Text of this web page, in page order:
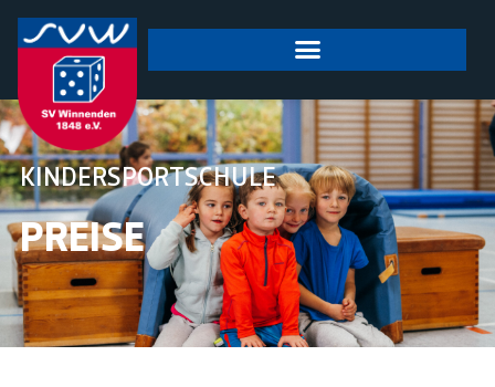
springen
KINDERSPORTSCHULE
PREISE